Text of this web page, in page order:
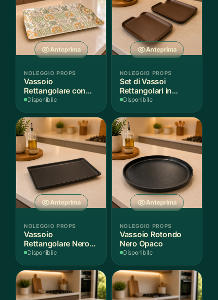
Anteprima
NOLEGGIO PROPS
Vassoio
Rettangolare con
Fantasia
Disponibile
Anteprima
NOLEGGIO PROPS
Set di Vassoi
Rettangolari in
Finitura Legno
Disponibile
Anteprima
NOLEGGIO PROPS
Vassoio
Rettangolare Nero
Opaco
Disponibile
Anteprima
NOLEGGIO PROPS
Vassoio Rotondo
Nero Opaco
Disponibile